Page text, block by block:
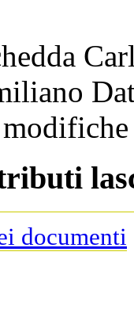
documenti